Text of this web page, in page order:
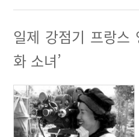
일제 강점기 프랑스
화 소녀’